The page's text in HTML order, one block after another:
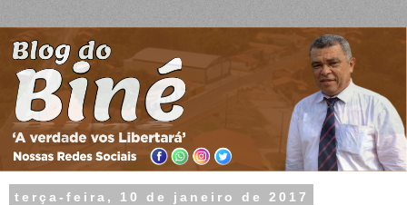
terça-feira, 10 de janeiro de 2017